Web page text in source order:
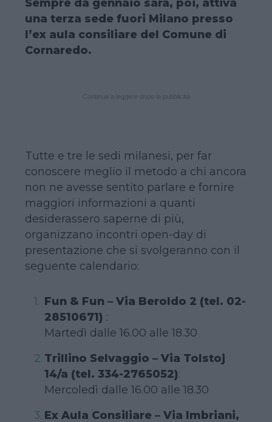
Sempre da gennaio sarà, poi, attiva
una terza sede fuori Milano presso
l’ex aula consiliare del Comune di
Cornaredo.
Tutte e tre le sedi milanesi, per far
conoscere meglio il metodo a chi ancora
non ne avesse sentito parlare e fornire
maggiori informazioni a quanti
desiderassero saperne di più,
organizzano incontri open-day di
presentazione che si svolgeranno con il
seguente calendario:
Fun & Fun – Via Beroldo 2 (tel. 02-
28510671) :
Martedì dalle 16.00 alle 18.30
Trillino Selvaggio – Via Tolstoj
14/a (tel. 334-2765052):
Mercoledì dalle 16.00 alle 18.30
Ex Aula Consiliare – Via Imbriani,